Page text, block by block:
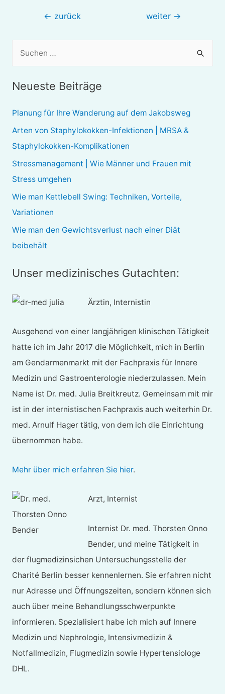
Beitragsnavigation
← zurück weiter →
e
n
n
Neueste Beiträge
Planung für Ihre Wanderung auf dem Jakobsweg
Arten von Staphylokokken-Infektionen | MRSA &
Staphylokokken-Komplikationen
Stressmanagement | Wie Männer und Frauen mit
Stress umgehen
Wie man Kettlebell Swing: Techniken, Vorteile,
Variationen
Wie man den Gewichtsverlust nach einer Diät
beibehält
Unser medizinisches Gutachten:
Ärztin, Internistin
Ausgehend von einer langjährigen klinischen Tätigkeit
hatte ich im Jahr 2017 die Möglichkeit, mich in Berlin
am Gendarmenmarkt mit der Fachpraxis für Innere
Medizin und Gastroenterologie niederzulassen. Mein
Name ist Dr. med. Julia Breitkreutz. Gemeinsam mit mir
ist in der internistischen Fachpraxis auch weiterhin Dr.
med. Arnulf Hager tätig, von dem ich die Einrichtung
übernommen habe.
Mehr über mich erfahren Sie hier.
Arzt, Internist
Internist Dr. med. Thorsten Onno
Bender, und meine Tätigkeit in
der flugmedizinsichen Untersuchungsstelle der
Charité Berlin besser kennenlernen. Sie erfahren nicht
nur Adresse und Öffnungszeiten, sondern können sich
auch über meine Behandlungsschwerpunkte
informieren. Spezialisiert habe ich mich auf Innere
Medizin und Nephrologie, Intensivmedizin &
Notfallmedizin, Flugmedizin sowie Hypertensiologe
DHL.